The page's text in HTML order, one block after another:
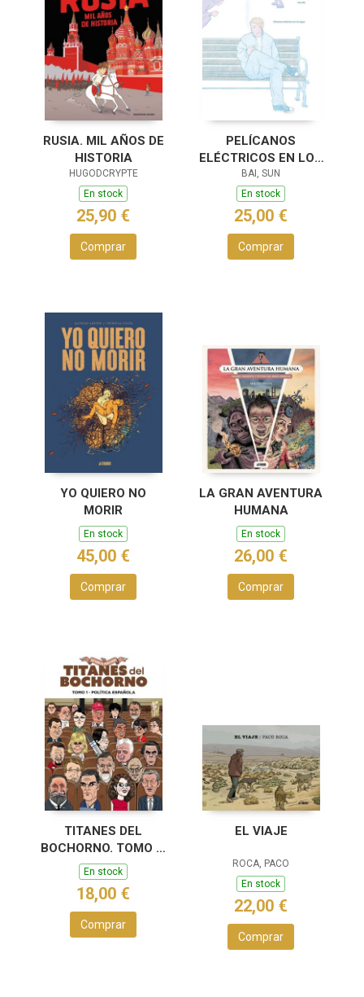
RUSIA. MIL AÑOS DE
HISTORIA
HUGODCRYPTE
En stock
25,90 €
Comprar
PELÍCANOS
ELÉCTRICOS EN LOS
LAGOS
BAI, SUN
En stock
25,00 €
Comprar
YO QUIERO NO
MORIR
En stock
45,00 €
Comprar
LA GRAN AVENTURA
HUMANA
En stock
26,00 €
Comprar
TITANES DEL
BOCHORNO. TOMO 1.
POLÍTICA NACIONAL
En stock
18,00 €
Comprar
EL VIAJE
ROCA, PACO
En stock
22,00 €
Comprar